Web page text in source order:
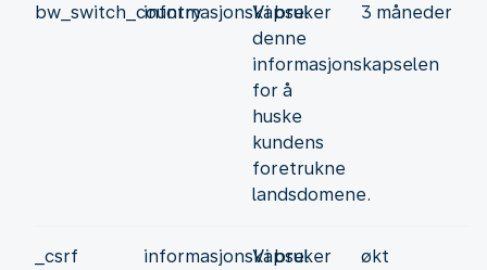
bw_switch_countryinformasjonskapsel
Vi bruker
denne
informasjonskapselen
for å
huske
kundens
foretrukne
landsdomene.
3 måneder
_csrf informasjonskapsel
Vi bruker
økt